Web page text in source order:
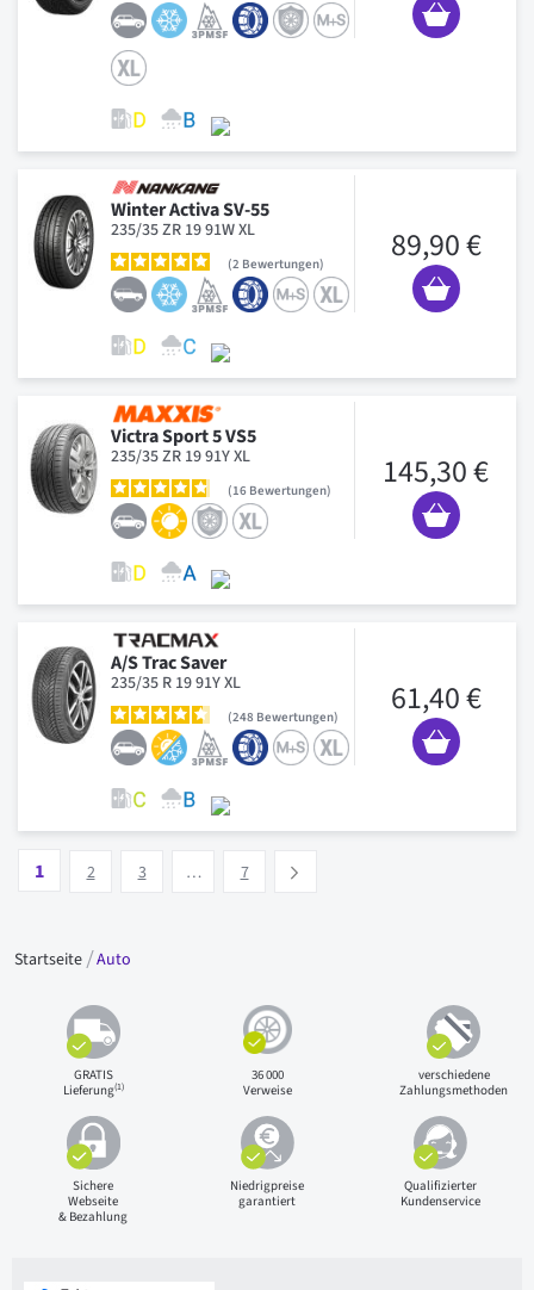
Winter Activa SV-55
235/35 ZR 19 91W XL
2 Bewertungen 89,90 €
Victra Sport 5 VS5
235/35 ZR 19 91Y XL
16 Bewertungen 145,30 €
A/S Trac Saver
235/35 R 19 91Y XL
248 Bewertungen 61,40 €
Vous lisez actuellement la page
1 2 3 … 7
Startseite Auto
GRATIS
Lieferung(1)
36 000
Verweise
verschiedene
Zahlungsmethoden
Sichere
Webseite
& Bezahlung
Niedrigpreise
garantiert
Qualifizierter
Kundenservice